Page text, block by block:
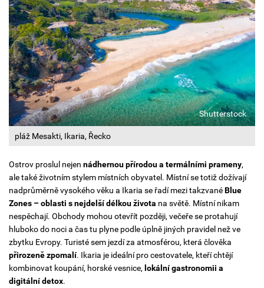
pláž Mesakti, Ikaria, Řecko
Shutterstock
Ostrov proslul nejen nádhernou přírodou a termálními prameny,
ale také životním stylem místních obyvatel. Místní se totiž dožívají
nadprůměrně vysokého věku a Ikaria se řadí mezi takzvanéBlue
Zones – oblasti s nejdelší délkou života na světě. Místní nikam
nespěchají. Obchody mohou otevřít později, večeře se protahují
hluboko do noci a čas tu plyne podle úplně jiných pravidel než ve
zbytku Evropy. Turisté sem jezdí za atmosférou, která člověka
přirozeně zpomalí. Ikaria je ideální pro cestovatele, kteří chtějí
kombinovat koupání, horské vesnice, lokální gastronomii a
digitální detox.